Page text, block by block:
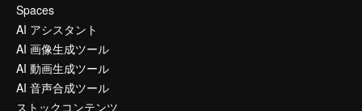
Spaces
AI アシスタント
AI 画像生成ツール
AI 動画生成ツール
AI 音声合成ツール
ストックコンテンツ